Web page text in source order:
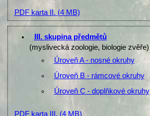
PDF karta II. (4 MB)
III. skupina předmětů
(myslivecká zoologie, biologie zvěře)
Úroveň A - nosné okruhy
Úroveň B - rámcové okruhy
Úroveň C - doplňkové okruhy
PDF karta III. (4 MB)